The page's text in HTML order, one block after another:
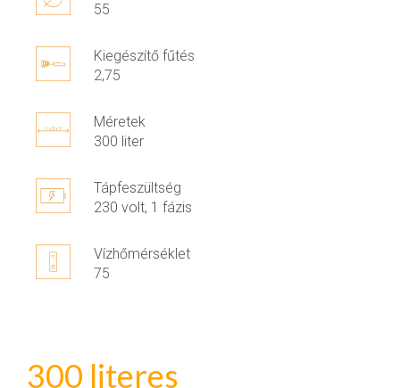
55
Kiegészítő fűtés
2,75
Méretek
300 liter
Tápfeszültség
230 volt, 1 fázis
Vízhőmérséklet
75
300 literes